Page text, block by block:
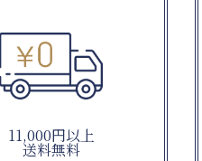
11,000円以上
送料無料